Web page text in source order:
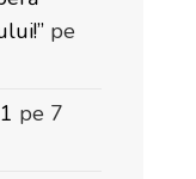
pe
pe 7